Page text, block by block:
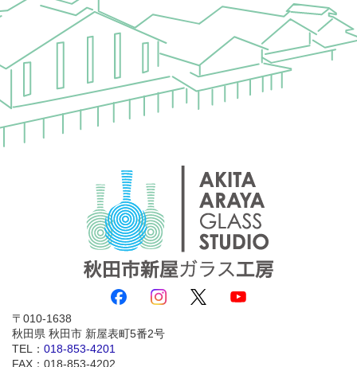
010-1638
秋田県 秋田市 新屋表町5番2号
TEL： 018-853-4201
FAX：018-853-4202